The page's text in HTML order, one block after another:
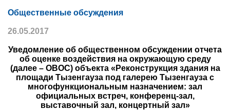
Общественные обсуждения
26.05.2017
Уведомление об общественном обсуждении отчета
об оценке воздействия на окружающую среду
(далее – ОВОС) объекта «Реконструкция здания на
площади Тызенгауза под галерею Тызенгауза с
многофункциональным назначением: зал
официальных встреч, конференц-зал,
выставочный зал, концертный зал»